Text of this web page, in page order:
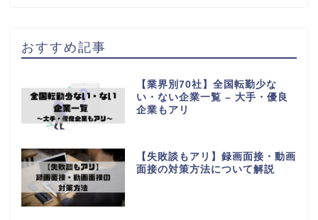
おすすめ記事
【業界別70社】全国転勤少な
い・ない企業一覧 – 大手・優良
企業もアリ
【失敗談もアリ】録画面接・動画
面接の対策方法について解説